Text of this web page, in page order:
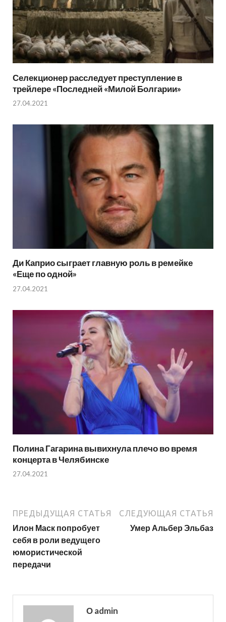
Селекционер расследует преступление в
трейлере «Последней «Милой Болгарии»
27.04.2021
Ди Каприо сыграет главную роль в ремейке
«Еще по одной»
27.04.2021
Полина Гагарина вывихнула плечо во время
концерта в Челябинске
27.04.2021
ПРЕДЫДУЩАЯ СТАТЬЯ
Илон Маск попробует
себя в роли ведущего
юмористической
передачи
СЛЕДУЮЩАЯ СТАТЬЯ
Умер Альбер Эльбаз
О admin